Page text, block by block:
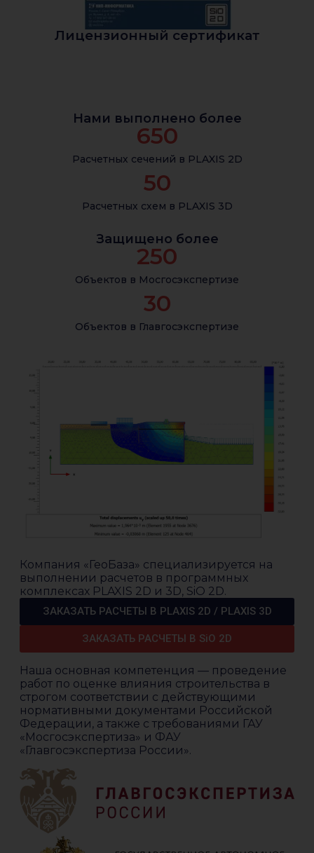
Лицензионный сертификат
Нами выполнено более
Расчетных сечений в PLAXIS 2D
650
Расчетных схем в PLAXIS 3D
50
Защищено более
Объектов в Мосгосэкспертизе
250
Объектов в Главгосэкспертизе
30
Компания «ГеоБаза» специализируется на
выполнении расчетов в программных
комплексах PLAXIS 2D и 3D, SiO 2D.
ЗАКАЗАТЬ РАСЧЕТЫ В PLAXIS 2D / PLAXIS 3D
ЗАКАЗАТЬ РАСЧЕТЫ В SiO 2D
Наша основная компетенция — проведение
работ по оценке влияния строительства в
строгом соответствии с действующими
нормативными документами Российской
Федерации, а также с требованиями ГАУ
«Мосгосэкспертиза» и ФАУ
«Главгосэкспертиза России».